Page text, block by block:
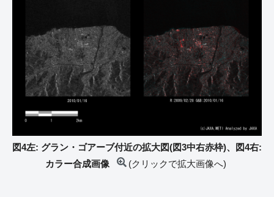
図4左: グラン・ゴアーブ付近の拡大図(図3中右赤枠)、図4右:
カラー合成画像
(クリックで拡大画像へ)